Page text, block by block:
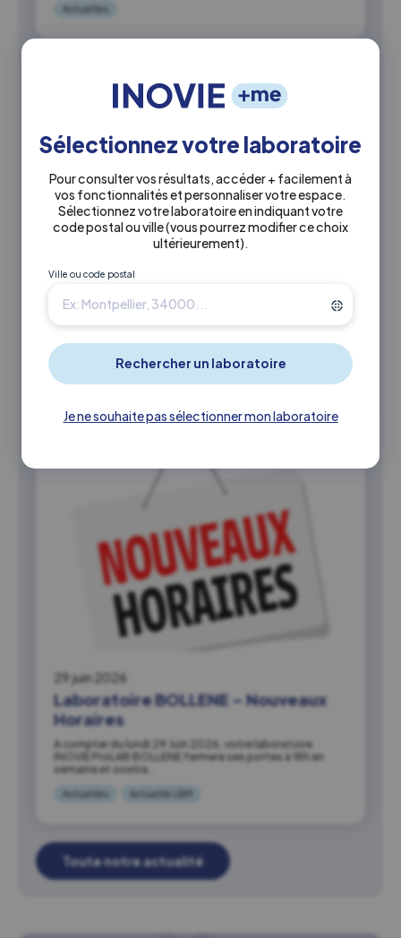
Sélectionnez votre laboratoire
Pour consulter vos résultats, accéder + facilement à
vos fonctionnalités et personnaliser votre espace.
Sélectionnez votre laboratoire en indiquant votre
code postal ou ville(vous pourrez modifier ce choix
ultérieurement).
Ville ou code postal
Je ne souhaite pas sélectionner mon laboratoire
Actualités
20 juillet 2026
Soumission chimique : Oui, il est
possible de savoir rapidement si
vous avez été drogué à votre insu
Actualités
29 juin 2026
Laboratoire BOLLENE – Nouveaux
Horaires
A compter du lundi 29 Juin 2026, votre laboratoire
INOVIE ProLAB BOLLENE fermera ses portes à 18h en
semaine et ouvrira…
Actualités Actualité LBM
Toute notre actualité